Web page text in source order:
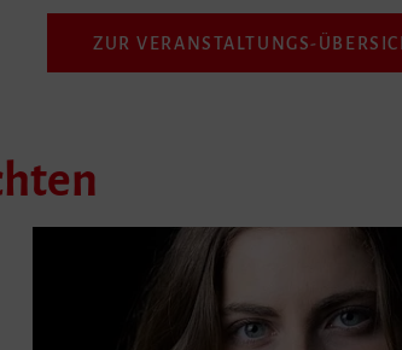
ZUR VERANSTALTUNGS-